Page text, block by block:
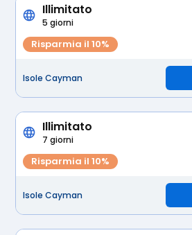
Illimitato
5 giorni
Risparmia il 10%
Isole Cayman
Illimitato
7 giorni
Risparmia il 10%
Isole Cayman